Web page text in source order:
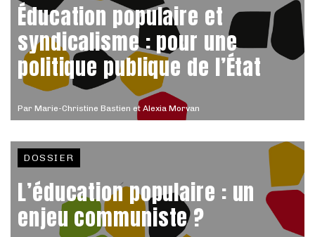
Par Marie-Christine Bastien et Alexia Morvan
Éducation populaire et
syndicalisme : pour une
politique publique de l’État
DOSSIER
L’éducation populaire : un
enjeu communiste ?